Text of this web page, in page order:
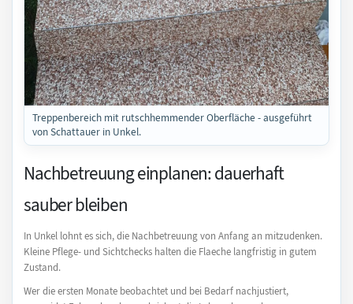
Treppenbereich mit rutschhemmender Oberfläche - ausgeführt
von Schattauer in Unkel.
Nachbetreuung einplanen: dauerhaft
sauber bleiben
In Unkel lohnt es sich, die Nachbetreuung von Anfang an mitzudenken.
Kleine Pflege- und Sichtchecks halten die Flaeche langfristig in gutem
Zustand.
Wer die ersten Monate beobachtet und bei Bedarf nachjustiert,